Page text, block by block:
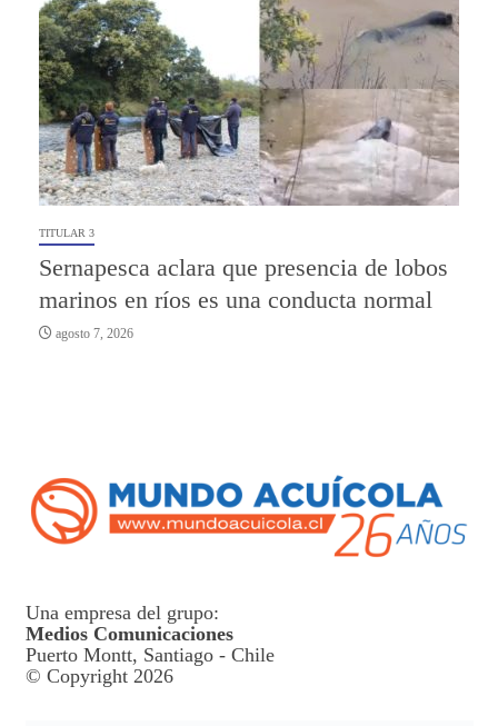
TITULAR 3
Sernapesca aclara que presencia de lobos
marinos en ríos es una conducta normal
agosto 7, 2026
Una empresa del grupo:
Medios Comunicaciones
Puerto Montt, Santiago - Chile
© Copyright 2026